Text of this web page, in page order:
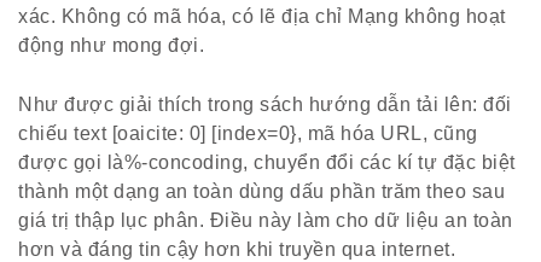
xác. Không có mã hóa, có lẽ địa chỉ Mạng không hoạt
động như mong đợi.
Như được giải thích trong sách hướng dẫn tải lên: đối
chiếu text [oaicite: 0] [index=0}, mã hóa URL, cũng
được gọi là%-concoding, chuyển đổi các kí tự đặc biệt
thành một dạng an toàn dùng dấu phần trăm theo sau
giá trị thập lục phân. Điều này làm cho dữ liệu an toàn
hơn và đáng tin cậy hơn khi truyền qua internet.